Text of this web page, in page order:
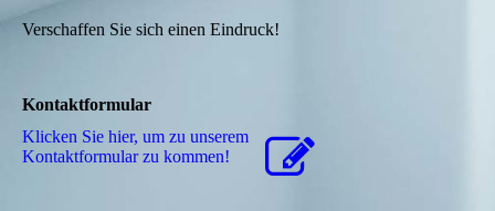
Verschaffen Sie sich einen Eindruck!
Kontaktformular
Klicken Sie hier, um zu unserem
Kon­takt­for­mu­lar zu kommen!